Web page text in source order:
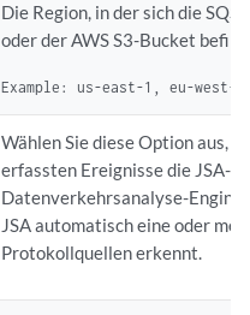
Die Region, in der sich die
oder der AWS S3-Bucket
Example: us-east-1, eu-west-
Wählen Sie diese Option aus,
erfassten Ereignisse die JSA-
Datenverkehrsanalyse-Engine
JSAautomatisch eine oder
Protokollquellen erkennt.